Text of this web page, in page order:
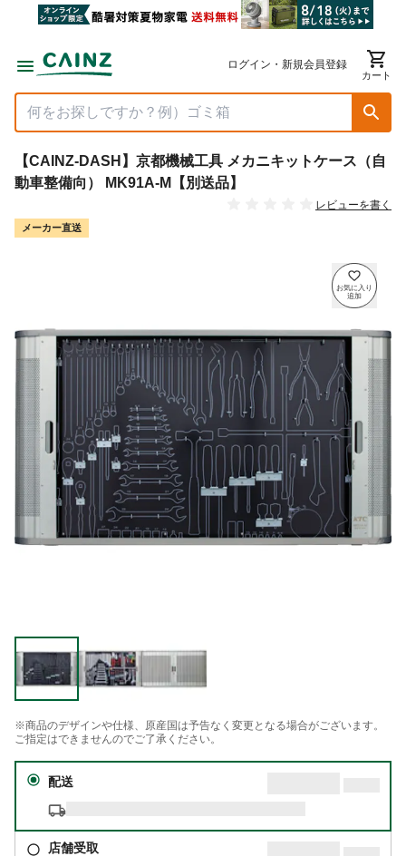
ログイン・新規会員登録
カート
【CAINZ-DASH】京都機械工具 メカニキットケース（自
動車整備向） MK91A-M【別送品】
レビューを書く
メーカー直送
※商品のデザインや仕様、原産国は予告なく変更となる場合がございます。
ご指定はできませんのでご了承ください。
配送
店舗受取